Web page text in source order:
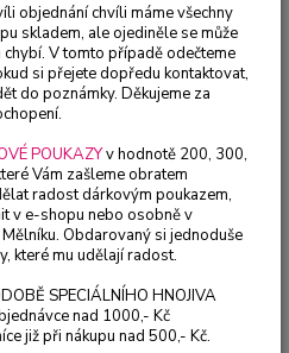
pokojová lípa - cena za kus v 3-
lípa - cena
balení
objednání chvíli máme všechny
skladem, ale ojediněle se může
V tomto případě odečteme
si přejete dopředu kontaktovat,
do poznámky. Děkujeme za
POUKAZYv hodnotě 200, 300,
Vám zašleme obratem
radost dárkovým poukazem,
v e-shopu nebo osobně v
Obdarovaný si jednoduše
které mu udělají radost.
SPECIÁLNÍHO HNOJIVA
nad 1000,- Kč
již při nákupu nad 500,- Kč.